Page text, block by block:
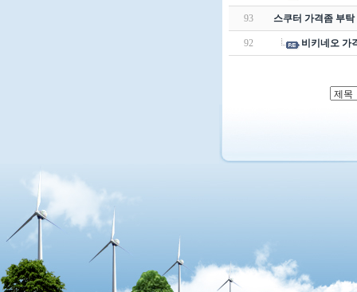
93 스쿠터 가격좀 부
92 비키네오 가